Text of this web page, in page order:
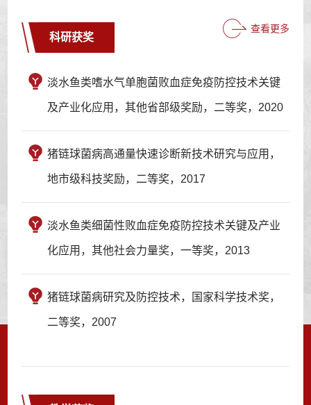
科研获奖
查看更多
淡水鱼类嗜水气单胞菌败血症免疫防控技术关键
及产业化应用，其他省部级奖励，二等奖，2020
猪链球菌病高通量快速诊断新技术研究与应用，
地市级科技奖励，二等奖，2017
淡水鱼类细菌性败血症免疫防控技术关键及产业
化应用，其他社会力量奖，一等奖，2013
猪链球菌病研究及防控技术，国家科学技术奖，
二等奖，2007